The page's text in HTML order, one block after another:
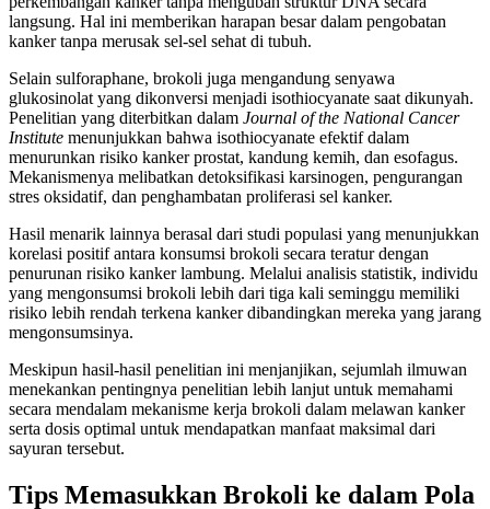
langsung. Hal ini memberikan harapan besar dalam pengobatan
kanker tanpa merusak sel-sel sehat di tubuh.
Selain sulforaphane, brokoli juga mengandung senyawa
glukosinolat yang dikonversi menjadi isothiocyanate saat dikunyah.
Penelitian yang diterbitkan dalam Journal of the National Cancer
Institute menunjukkan bahwa isothiocyanate efektif dalam
menurunkan risiko kanker prostat, kandung kemih, dan esofagus.
Mekanismenya melibatkan detoksifikasi karsinogen, pengurangan
stres oksidatif, dan penghambatan proliferasi sel kanker.
Hasil menarik lainnya berasal dari studi populasi yang menunjukkan
korelasi positif antara konsumsi brokoli secara teratur dengan
penurunan risiko kanker lambung. Melalui analisis statistik, individu
yang mengonsumsi brokoli lebih dari tiga kali seminggu memiliki
risiko lebih rendah terkena kanker dibandingkan mereka yang jarang
mengonsumsinya.
Meskipun hasil-hasil penelitian ini menjanjikan, sejumlah ilmuwan
menekankan pentingnya penelitian lebih lanjut untuk memahami
secara mendalam mekanisme kerja brokoli dalam melawan kanker
serta dosis optimal untuk mendapatkan manfaat maksimal dari
sayuran tersebut.
Tips Memasukkan Brokoli ke dalam Pola